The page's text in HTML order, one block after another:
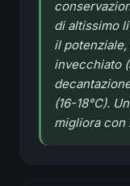
di altissimo
il
invecchiato
(16-18°C).
migliora con